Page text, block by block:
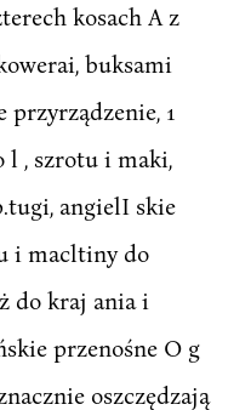
kosach A z
buksami
1
, szrotu i maki,
angielI skie
i macltiny do
do kraj ania i
przenośne O g
oszczędzają